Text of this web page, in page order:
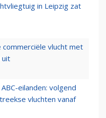
in Leipzig zat
vlucht met
uit
eilanden: volgend
vluchten vanaf